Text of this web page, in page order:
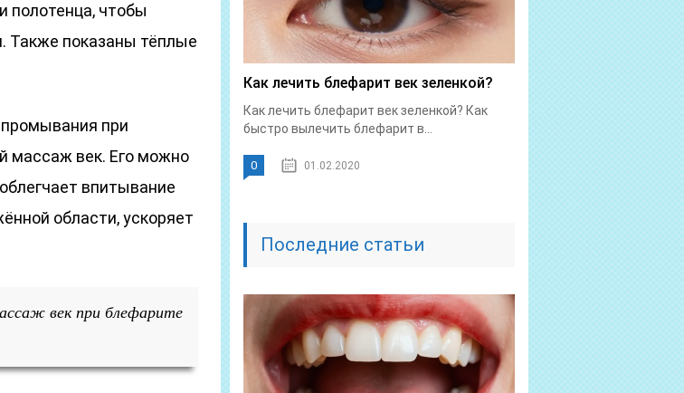
полотенца, чтобы
Также показаны тёплые
при
массаж век. Его можно
впитывание
области, ускоряет
век при блефарите
Как лечить блефарит век зеленкой?
Как лечить блефарит век зеленкой? Как
быстро вылечить блефарит в...
0 01.02.2020
Последние статьи